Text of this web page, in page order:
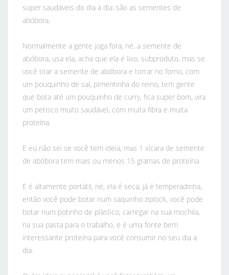
super saudáveis do dia a dia: são as sementes de
abóbora.
Normalmente a gente joga fora, né, a semente de
abóbora, usa ela, acha que ela é lixo, subproduto, mas se
você tirar a semente de abóbora e torrar no forno, com
um pouquinho de sal, pimentinha do reino, tem gente
que bota até um pouquinho de curry, fica super bom, vira
um petisco muito saudável, com muita fibra e muita
proteína.
E eu não sei se você tem ideia, mas 1 xícara de semente
de abóbora tem mais ou menos 15 gramas de proteína.
E é altamente portátil, né, ela é seca, já é temperadinha,
então você pode botar num saquinho ziplock, você pode
botar num potinho de plástico, carregar na sua mochila,
na sua pasta para o trabalho, e é uma fonte bem
interessante proteína para você consumir no seu dia a
dia.